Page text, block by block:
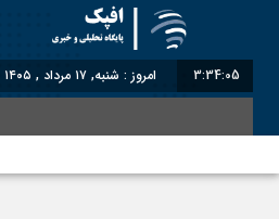
3:34:06 امروز : شنبه, ۱۷ مرداد , ۱۴۰۵